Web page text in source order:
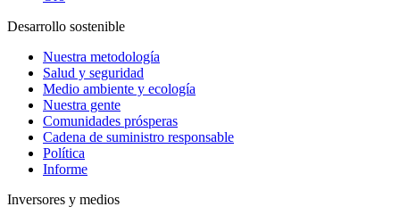
Desarrollo sostenible
Nuestra metodología
Salud y seguridad
Medio ambiente y ecología
Nuestra gente
Comunidades prósperas
Cadena de suministro responsable
Política
Informe
Inversores y medios